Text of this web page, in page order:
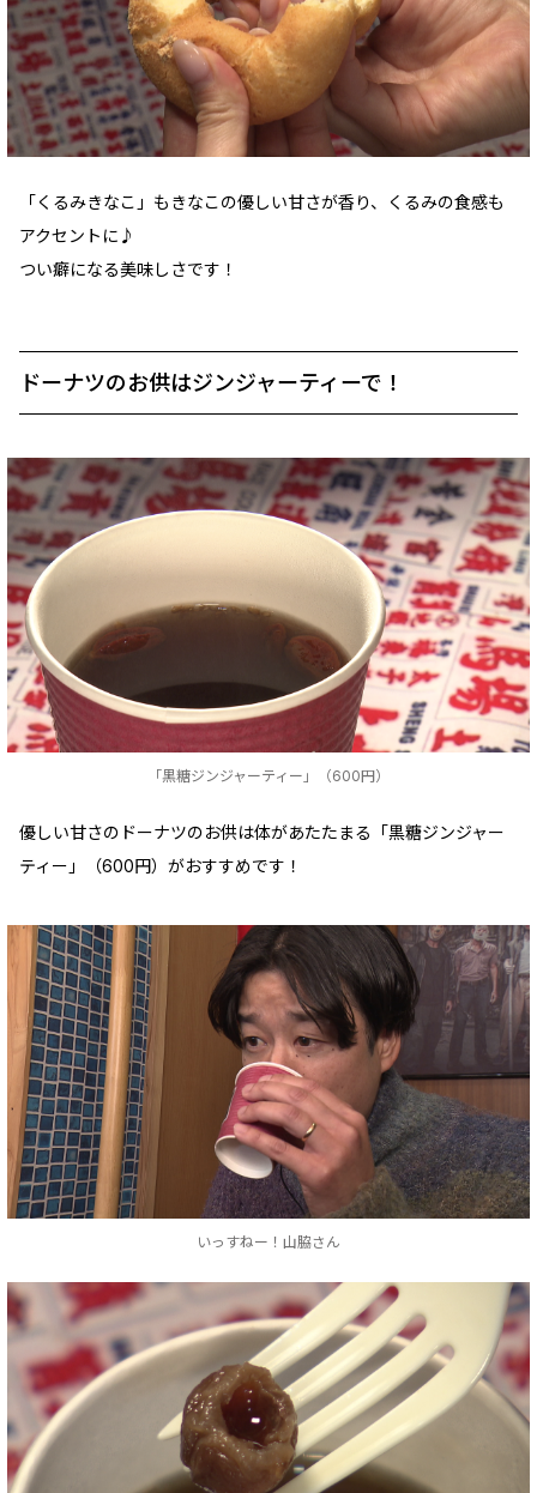
「くるみきなこ」もきなこの優しい甘さが香り、くるみの食感も
アクセントに♪
つい癖になる美味しさです！
ドーナツのお供はジンジャーティーで！
「黒糖ジンジャーティー」（600円）
優しい甘さのドーナツのお供は体があたたまる「黒糖ジンジャー
ティー」（600円）がおすすめです！
いっすねー！山脇さん